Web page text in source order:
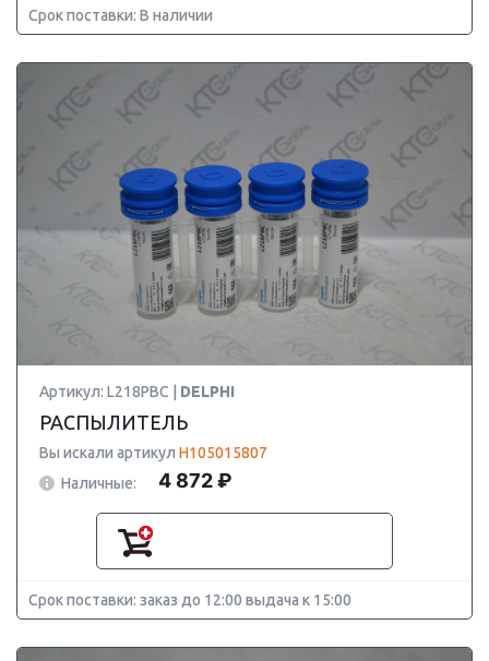
Срок поставки: В наличии
Артикул: L218PBC | DELPHI
РАСПЫЛИТЕЛЬ
Вы искали артикул H105015807
Наличные:
4 872 ₽
Срок поставки: заказ до 12:00 выдача к 15:00